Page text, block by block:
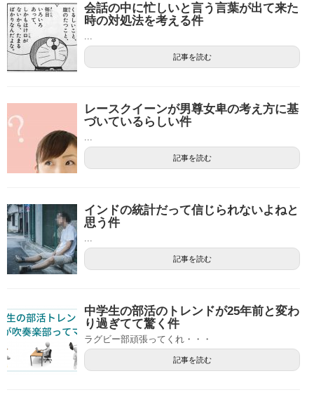
会話の中に忙しいと言う言葉が出て来た
時の対処法を考える件
記事を読む
レースクイーンが男尊女卑の考え方に基
づいているらしい件
記事を読む
インドの統計だって信じられないよねと
思う件
記事を読む
中学生の部活のトレンドが25年前と変わ
り過ぎてて驚く件
ラグビー部頑張ってくれ・・・
記事を読む